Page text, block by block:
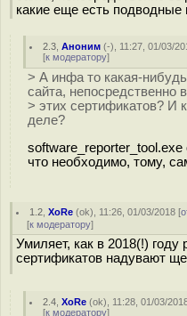
какие еще есть подводные
2.3 ,Аноним (-), 11:27, 01/03/
[к модератору]
> А инфа то какая-
сайта, непосредственно
> этих сертификатов? И
деле?
software_reporter_tool.exe
что необходимо, тому,
1.2 ,XoRe (ok), 11:26, 01/03/2018 [
[к модератору]
Умиляет, как в 2018(!)
сертификатов надувают
2.4 ,XoRe (ok), 11:28, 01/03/
[к модератору]